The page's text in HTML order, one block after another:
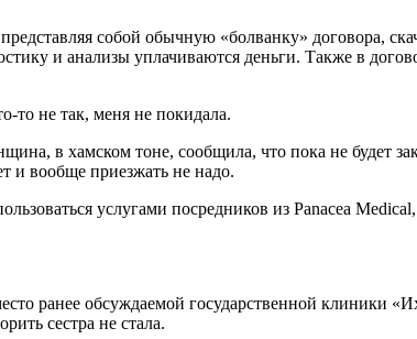
собой обычную «болванку» договора,
и анализы уплачиваются деньги. Также в
то не так, меня не покидала.
в хамском тоне, сообщила, что пока не будет
и вообще приезжать не надо.
услугами посредников из Panacea
ранее обсуждаемой государственной клиники
сестра не стала.